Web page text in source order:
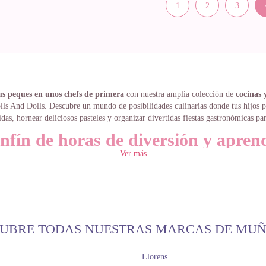
1 2 3
peques en unos chefs de primera con nuestra amplia colección de cocinas
And Dolls. Descubre un mundo de posibilidades culinarias donde tus hijos
hornear deliciosos pasteles y organizar divertidas fiestas gastronómicas
de horas de diversión y
son un lienzo
peque. Podrá inventar recetas, crear menús, decorar su cocina de juguete y
sociales:
Compartir la cocina de juguete con sus amiguitos o
Ver más
TODAS NUESTRAS MARCAS DE
Llorens